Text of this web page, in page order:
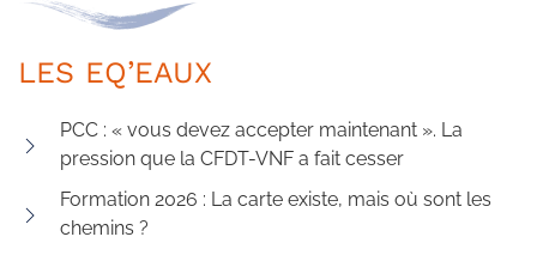
LES EQ’EAUX
PCC : « vous devez accepter maintenant ». La
pression que la CFDT-VNF a fait cesser
Formation 2026 : La carte existe, mais où sont les
chemins ?